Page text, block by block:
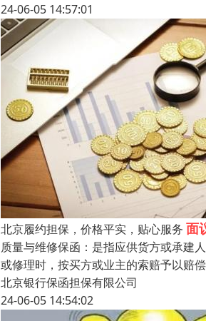
24-06-05 14:57:01
北京履约担保，价格平实，贴心服务 面
质量与维修保函：是指应供货方或承建
或修理时，按买方或业主的索赔予以赔
北京银行保函担保有限公司
24-06-05 14:54:02